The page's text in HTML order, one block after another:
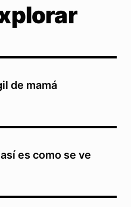
de mamá
es como se ve